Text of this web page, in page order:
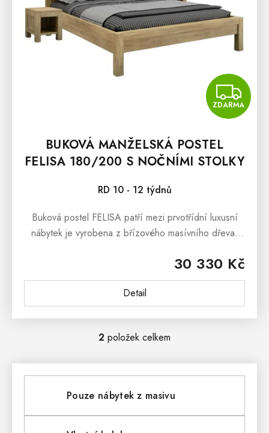
ZDARMA
BUKOVÁ MANŽELSKÁ POSTEL
FELISA 180/200 S NOČNÍMI STOLKY
RD 10 - 12 týdnů
30 330 Kč
Detail
Buková postel FELISA patří mezi prvotřídní luxusní
nábytek je vyrobena z břízového masívního dřeva.
barevných odstínech....
O
V
L
Á
2 položek celkem
Pouze nábytek z masivu